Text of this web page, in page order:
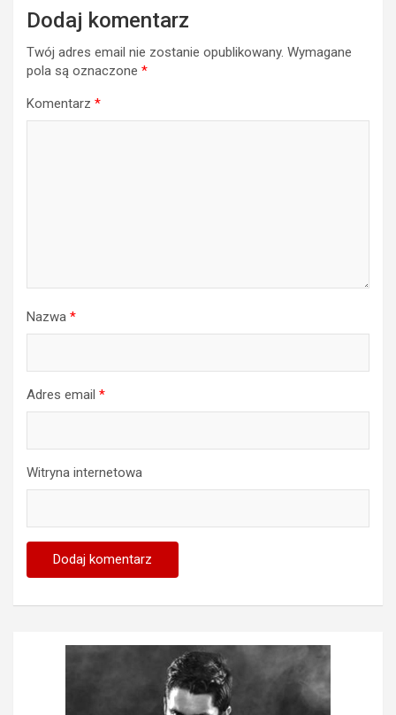
Dodaj komentarz
Twój adres email nie zostanie opublikowany. Wymagane
pola są oznaczone *
Komentarz *
Nazwa *
Adres email *
Witryna internetowa